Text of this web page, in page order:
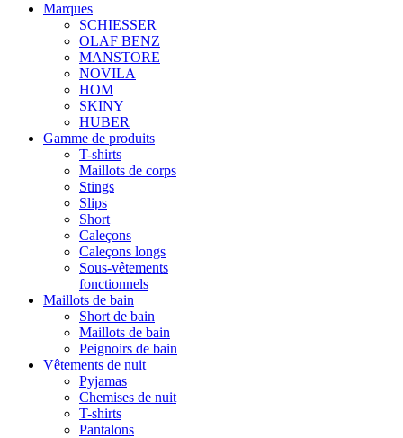
Marques
SCHIESSER
OLAF BENZ
MANSTORE
NOVILA
HOM
SKINY
HUBER
Gamme de produits
T-shirts
Maillots de corps
Stings
Slips
Short
Caleçons
Caleçons longs
Sous-vêtements
fonctionnels
Maillots de bain
Short de bain
Maillots de bain
Peignoirs de bain
Vêtements de nuit
Pyjamas
Chemises de nuit
T-shirts
Pantalons